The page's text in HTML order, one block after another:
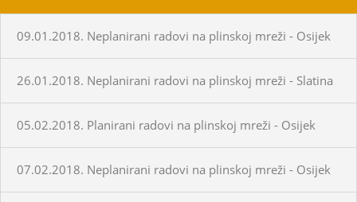
09.01.2018. Neplanirani radovi na plinskoj mreži - Osijek
26.01.2018. Neplanirani radovi na plinskoj mreži - Slatina
05.02.2018. Planirani radovi na plinskoj mreži - Osijek
07.02.2018. Neplanirani radovi na plinskoj mreži - Osijek